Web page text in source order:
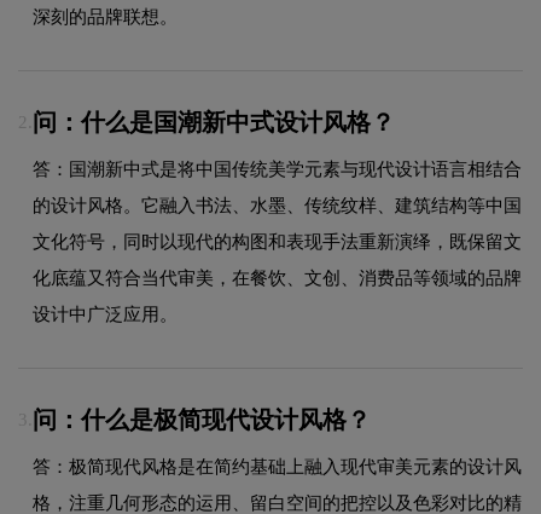
深刻的品牌联想。
2. 问：什么是国潮新中式设计风格？
答：国潮新中式是将中国传统美学元素与现代设计语言相结合
的设计风格。它融入书法、水墨、传统纹样、建筑结构等中国
文化符号，同时以现代的构图和表现手法重新演绎，既保留文
化底蕴又符合当代审美，在餐饮、文创、消费品等领域的品牌
设计中广泛应用。
3. 问：什么是极简现代设计风格？
答：极简现代风格是在简约基础上融入现代审美元素的设计风
格，注重几何形态的运用、留白空间的把控以及色彩对比的精